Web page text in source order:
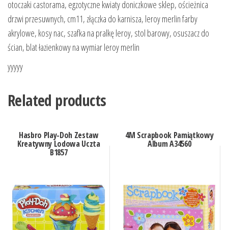
otoczaki castorama, egzotyczne kwiaty doniczkowe sklep, ościeżnica
drzwi przesuwnych, cm11, złączka do karnisza, leroy merlin farby
akrylowe, kosy nac, szafka na pralkę leroy, stol barowy, osuszacz do
ścian, blat łazienkowy na wymiar leroy merlin
yyyyy
Related products
Hasbro Play-Doh Zestaw
Kreatywny Lodowa Uczta
B1857
4M Scrapbook Pamiątkowy
Album A34560